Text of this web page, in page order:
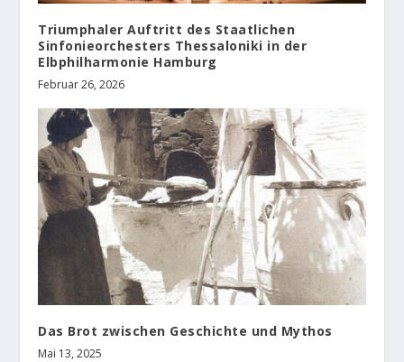
Triumphaler Auftritt des Staatlichen
Sinfonieorchesters Thessaloniki in der
Elbphilharmonie Hamburg
Februar 26, 2026
Das Brot zwischen Geschichte und Mythos
Mai 13, 2025